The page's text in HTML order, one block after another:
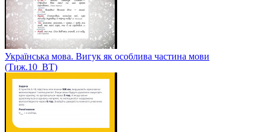
Українська мова. Вигук як особлива частина мови
(Тиж.10_ВТ)